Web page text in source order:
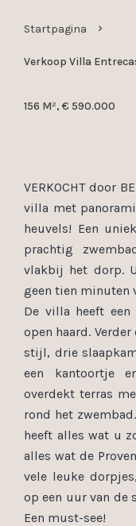
Startpagina
Verkoop Villa
156 M², € 590.000
VERKOCHT door
villa met
heuvels! Een
prachtig
vlakbij het dorp.
geen tien minuten
De villa heeft
open haard.
stijl, drie
een kantoortje
overdekt terras
rond het
heeft alles wat u
alles wat de
vele leuke
op een uur van de
Een must-see!